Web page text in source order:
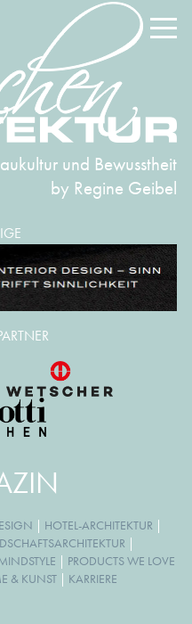
und Bewusstheit
by Regine Geibel
| HOTEL-ARCHITEKTUR |
|
| PRODUCTS WE LOVE
& KUNST | KARRIERE